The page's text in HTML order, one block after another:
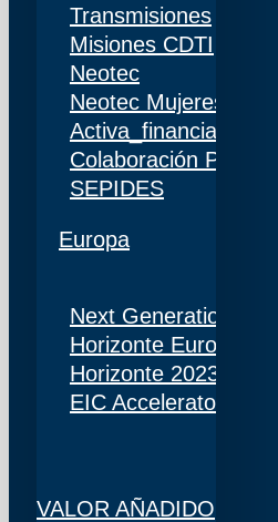
Transmisiones
Misiones CDTI
Neotec
Neotec Mujeres
Activa_financiación
Colaboración
SEPIDES
Europa
Next Generation
Horizonte Europa
Horizonte 2023
EIC Accelerator
VALOR AÑADIDO